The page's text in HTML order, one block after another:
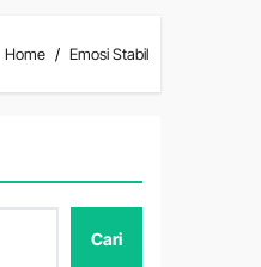
Home Emosi Stabil
Cari